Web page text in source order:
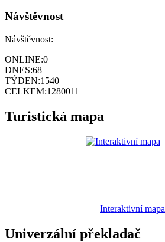
Návštěvnost
Návštěvnost:
ONLINE:0
DNES:68
TÝDEN:1540
CELKEM:1280011
Turistická mapa
Interaktivní mapa
Univerzální překladač